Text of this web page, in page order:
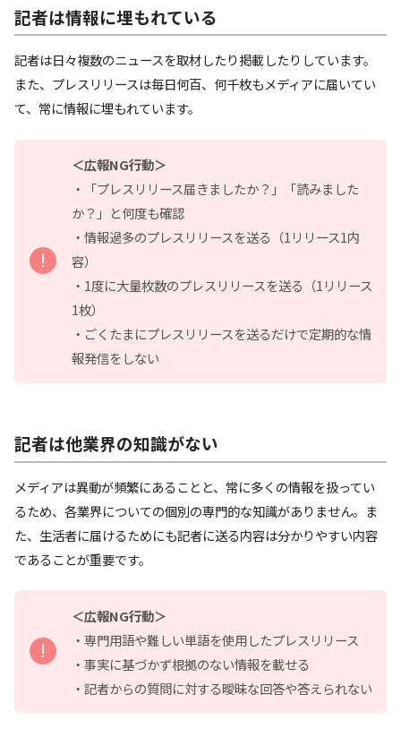
記者は情報に埋もれている
記者は日々複数のニュースを取材したり掲載したりしています。
また、プレスリリースは毎日何百、何千枚もメディアに届いてい
て、常に情報に埋もれています。
＜広報NG行動＞
・「プレスリリース届きましたか？」「読みました
か？」と何度も確認
・情報過多のプレスリリースを送る（1リリース1内
容）
・1度に大量枚数のプレスリリースを送る（1リリース
1枚）
・ごくたまにプレスリリースを送るだけで定期的な情
報発信をしない
記者は他業界の知識がない
メディアは異動が頻繁にあることと、常に多くの情報を扱ってい
るため、各業界についての個別の専門的な知識がありません。ま
た、生活者に届けるためにも記者に送る内容は分かりやすい内容
であることが重要です。
＜広報NG行動＞
・専門用語や難しい単語を使用したプレスリリース
・事実に基づかず根拠のない情報を載せる
・記者からの質問に対する曖昧な回答や答えられない